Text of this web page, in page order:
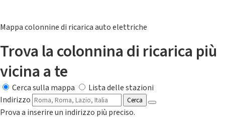
Mappa colonnine di ricarica auto elettriche
Trova la colonnina di ricarica più
vicina a te
Cerca sulla mappa
Lista delle stazioni
Indirizzo
Cerca
Prova a inserire un indirizzo più preciso.